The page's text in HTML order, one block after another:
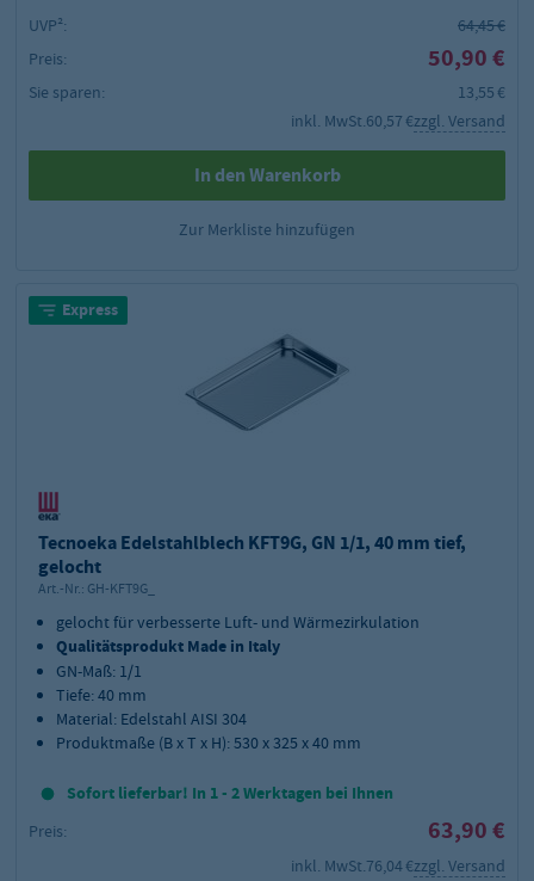
UVP²:
64,45 €
Preis:
50,90 €
Sie sparen:
13,55 €
inkl. MwSt.60,57 €zzgl. Versand
In den Warenkorb
Zur Merkliste hinzufügen
Express
Tecnoeka Edelstahlblech KFT9G, GN 1/1, 40 mm tief,
gelocht
Art.-Nr.: GH-KFT9G_
gelocht für verbesserte Luft- und Wärmezirkulation
Qualitätsprodukt Made in Italy
GN-Maß: 1/1
Tiefe: 40 mm
Material: Edelstahl AISI 304
Produktmaße (B x T x H): 530 x 325 x 40 mm
Sofort lieferbar! In 1 - 2 Werktagen bei Ihnen
Preis: 63,90 €
inkl. MwSt.76,04 €zzgl. Versand